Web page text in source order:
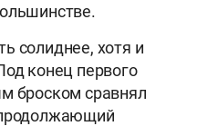
солиднее, хотя и
конец первого
броском сравнял